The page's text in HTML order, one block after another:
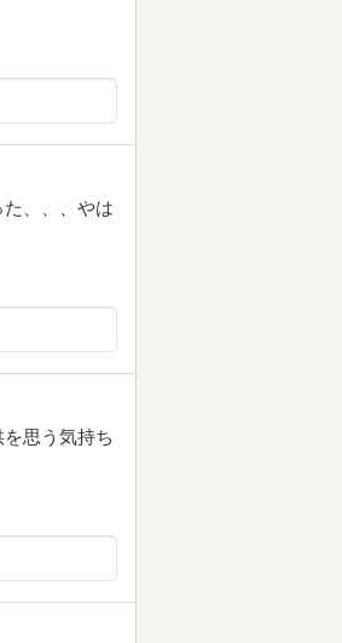
、、、やは
思う気持ち